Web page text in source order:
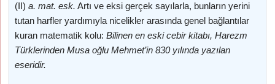
(II)a. mat. esk. Artı ve eksi gerçek sayılarla, bunların yerini
tutan harfler yardımıyla nicelikler arasında genel bağlantılar
kuran matematik kolu: Bilinen en eski cebir kitabı, Harezm
Türklerinden Musa oğlu Mehmet’in 830 yılında yazılan
eseridir.